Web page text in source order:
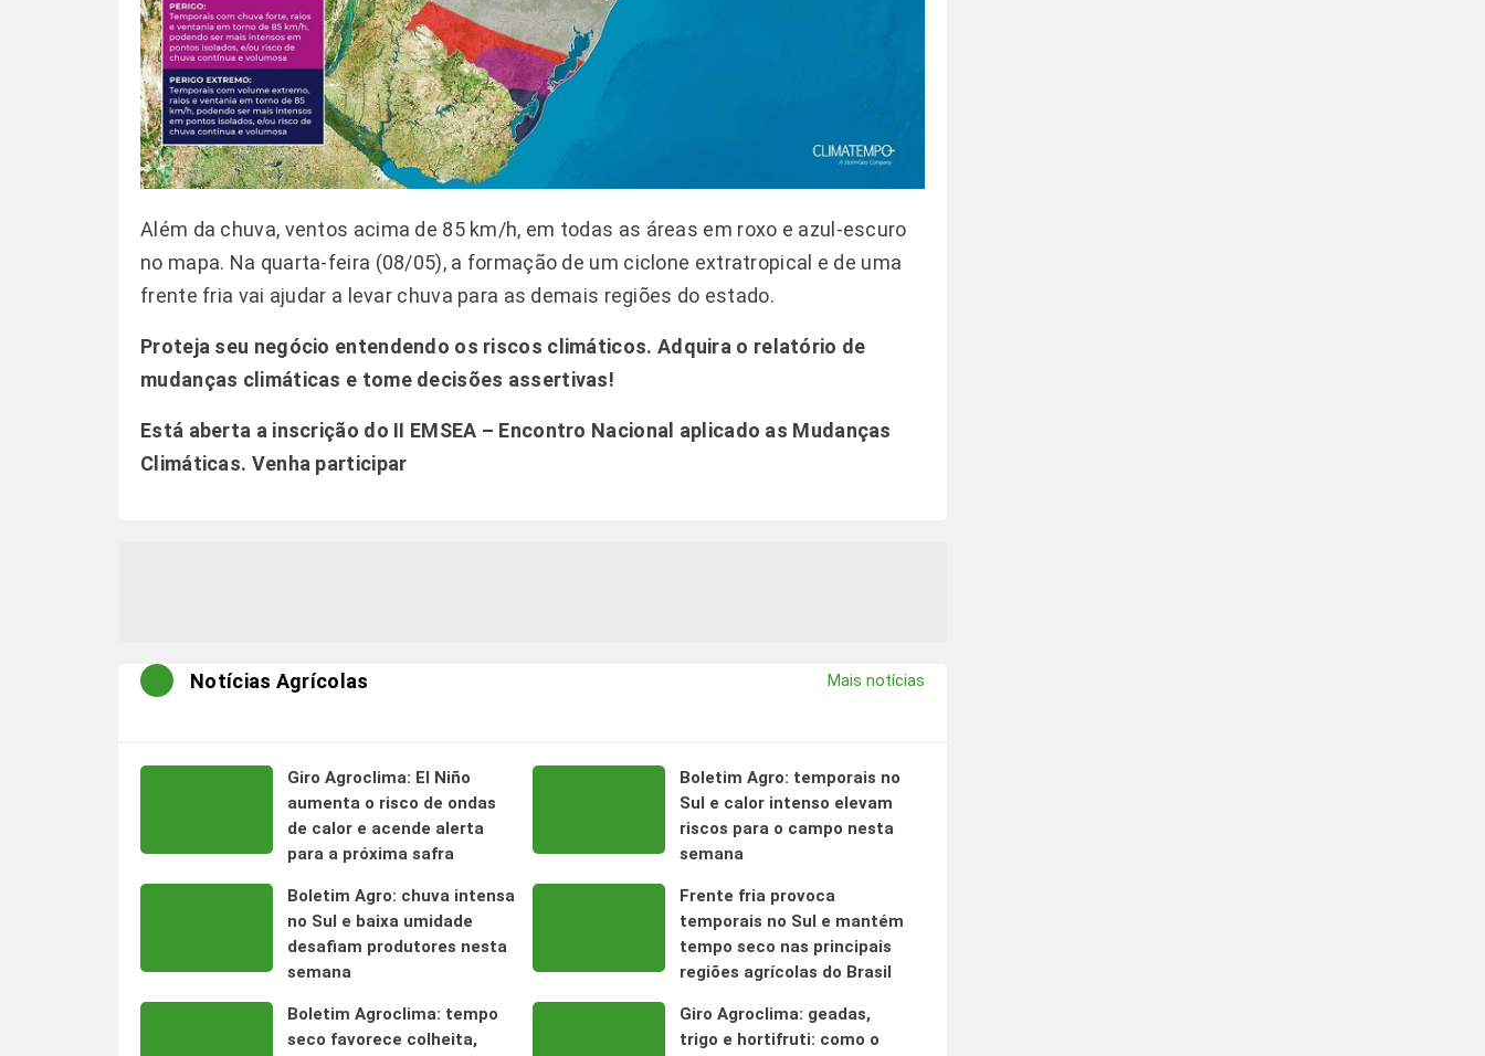
Além da chuva, ventos acima de 85 km/h, em todas as áreas em roxo e azul-escuro
no mapa. Na quarta-feira (08/05), a formação de um ciclone extratropical e de uma
frente fria vai ajudar a levar chuva para as demais regiões do estado.
Proteja seu negócio entendendo os riscos climáticos. Adquira o relatório de
mudanças climáticas e tome decisões assertivas!
Está aberta a inscrição do II EMSEA – Encontro Nacional aplicado as Mudanças
Climáticas. Venha participar
Notícias Agrícolas Mais notícias
Giro Agroclima: El Niño
aumenta o risco de ondas
de calor e acende alerta
para a próxima safra
Boletim Agro: temporais no
Sul e calor intenso elevam
riscos para o campo nesta
semana
Boletim Agro: chuva intensa
no Sul e baixa umidade
desafiam produtores nesta
semana
Frente fria provoca
temporais no Sul e mantém
tempo seco nas principais
regiões agrícolas do Brasil
Boletim Agroclima: tempo
seco favorece colheita,
Giro Agroclima: geadas,
trigo e hortifruti: como o